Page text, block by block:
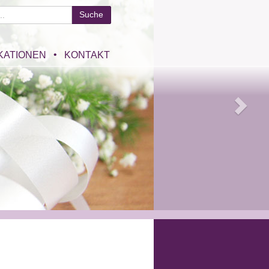
KONTAKT